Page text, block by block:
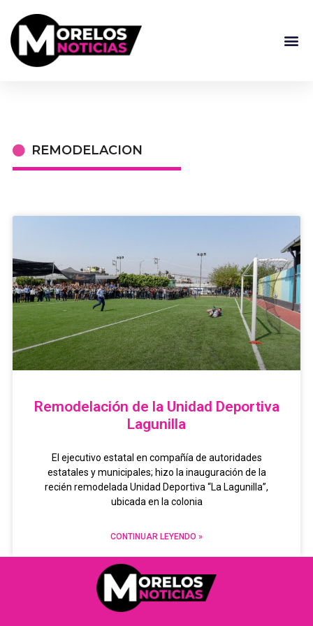
REMODELACION
Remodelación de la Unidad Deportiva
Lagunilla
El ejecutivo estatal en compañía de autoridades
estatales y municipales; hizo la inauguración de la
recién remodelada Unidad Deportiva “La Lagunilla”,
ubicada en la colonia
CONTINUAR LEYENDO »